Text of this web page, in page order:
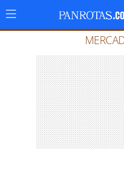
Menu
Principal